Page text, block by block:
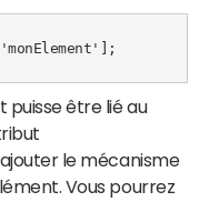
puisse être lié au
le mécanisme
Vous pourrez